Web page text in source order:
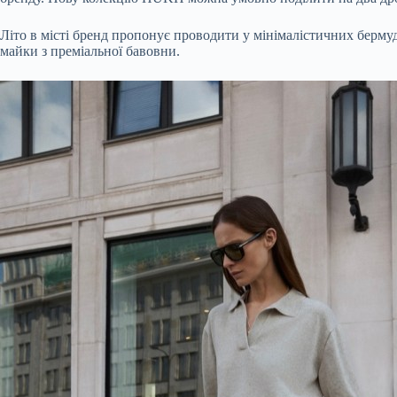
Літо в місті бренд пропонує проводити у мінімалістичних
майки з преміальної бавовни.